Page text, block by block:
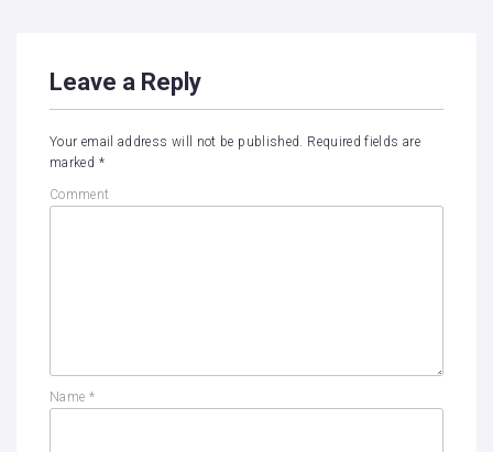
Leave a Reply
Your email address will not be published.
Required fields are
marked *
Comment
Name *